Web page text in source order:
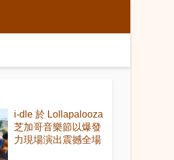
i-dle 於 Lollapalooza
芝加哥音樂節以爆發
力現場演出震撼全場